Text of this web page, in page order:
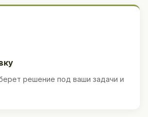
решение под ваши задачи и